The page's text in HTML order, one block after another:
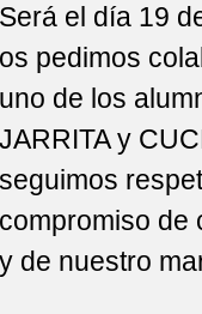
I CONVIVENCIA CRAS
MATERIALES CURSO
NORMATIVA
NORMATIVA USO
PDC CURSO 2004/2025
Será el día 19
os pedimos
uno de los
JARRITA y
seguimos
compromiso de
y de nuestro